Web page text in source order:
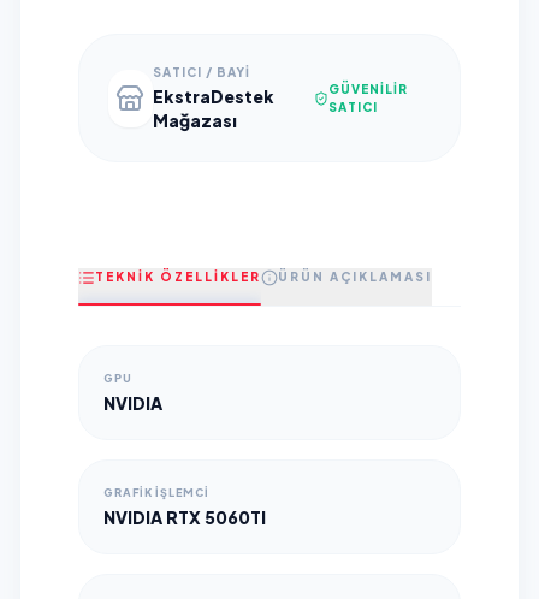
SATICI / BAYI
EkstraDestek
Mağazası
GÜVENILIR
SATICI
TEKNİK ÖZELLİKLER ÜRÜN AÇIKLAMASI
GPU
NVIDIA
GRAFIK İŞLEMCI
NVIDIA RTX 5060TI